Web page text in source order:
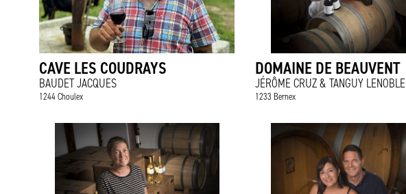
CAVE LES COUDRAYS
BAUDET JACQUES
1244 Choulex
DOMAINE DE BEAUVENT
JÉRÔME CRUZ & TANGUY LENOBLE
1233 Bernex